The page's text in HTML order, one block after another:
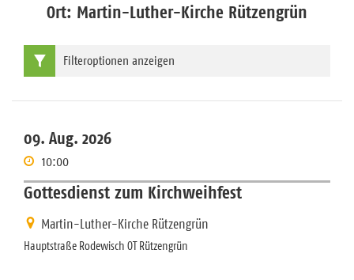
Ort: Martin-Luther-Kirche Rützengrün
09. Aug. 2026
10:00
Gottesdienst zum Kirchweihfest
Martin-Luther-Kirche Rützengrün
Hauptstraße Rodewisch OT Rützengrün
Filteroptionen anzeigen